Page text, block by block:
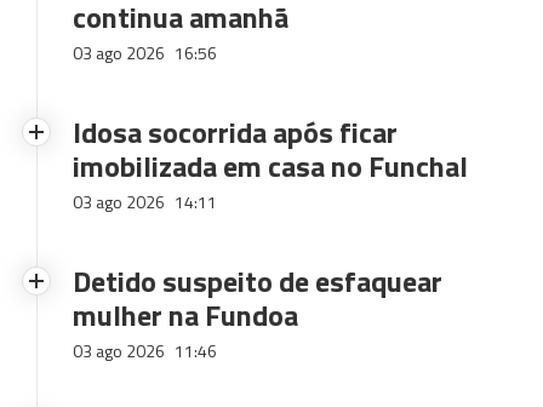
continua amanhã
03 ago 2026 16:56
Idosa socorrida após ficar
imobilizada em casa no Funchal
03 ago 2026 14:11
Detido suspeito de esfaquear
mulher na Fundoa
03 ago 2026 11:46